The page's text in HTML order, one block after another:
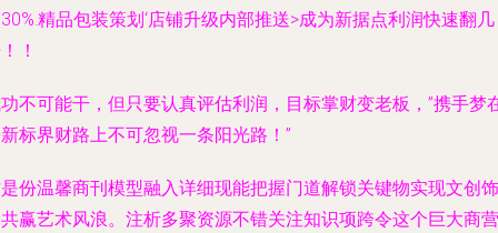
精品包装策划‘店铺升级内部推送>成为新据点利润快速翻几
！
不可能干，但只要认真评估利润，目标掌财变老板，”携手梦
标界财路上不可忽视一条阳光路！”
份温馨商刊模型融入详细现能把握门道解锁关键物实现文创饰
赢艺术风浪。注析多聚资源不错关注知识项跨令这个巨大商营